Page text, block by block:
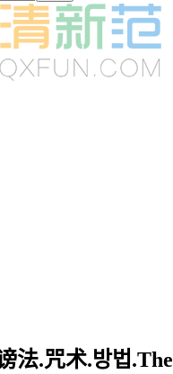
法.咒术.방법.The